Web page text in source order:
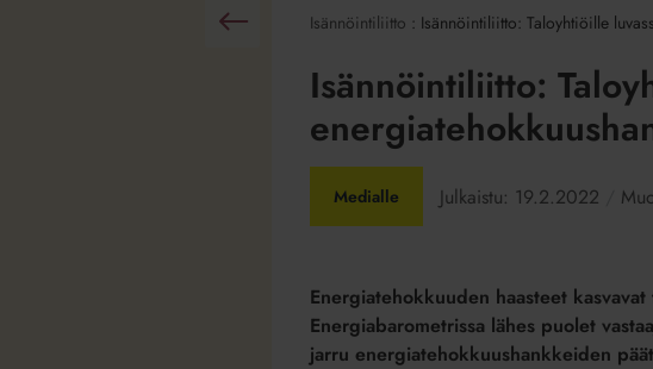
Takaisin Isännöintiliitto : Isännöintiliitto: Taloyhtiöille
Isännöintiliitto:
Medialle Julkaistu: 19.2.2022
Energiatehokkuuden haasteet kasvavat
Energiabarometrissa lähes puolet
jarru energiatehokkuushankkeiden